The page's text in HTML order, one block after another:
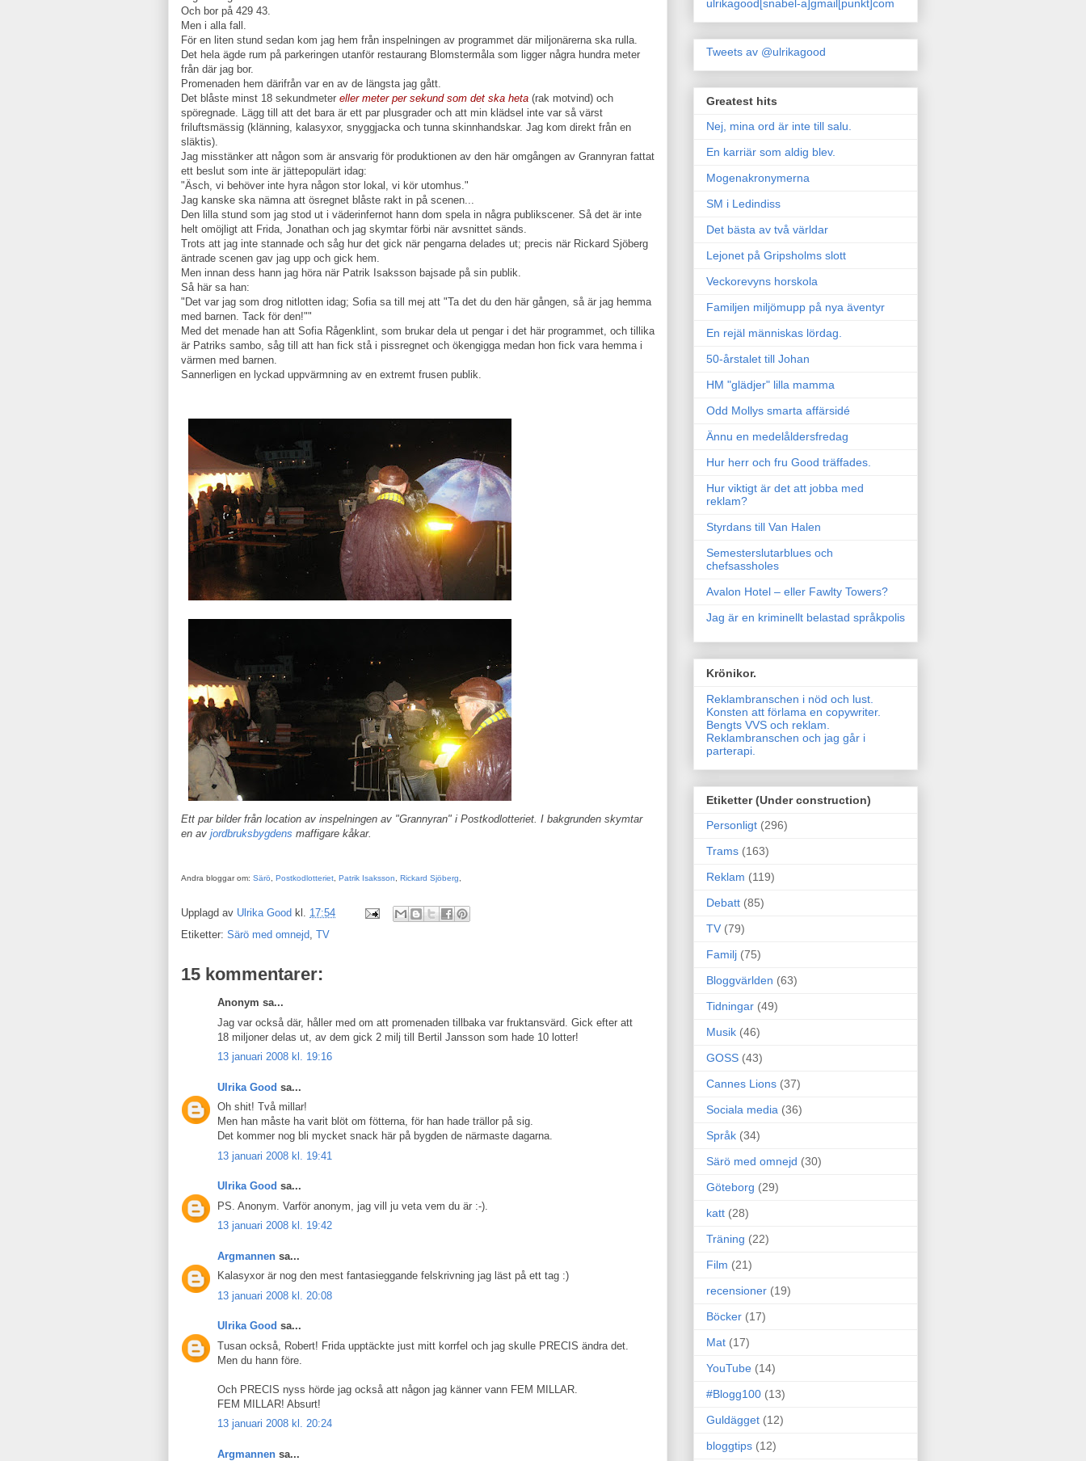
Och bor på 429 43.
Men i alla fall.
För en liten stund sedan kom jag hem från inspelningen av programmet där miljonärerna ska rulla.
Det hela ägde rum på parkeringen utanför restaurang Blomstermåla som ligger några hundra meter
från där jag bor.
Promenaden hem därifrån var en av de längsta jag gått.
Det blåste minst 18 sekundmeter eller meter per sekund som det ska heta (rak motvind) och
spöregnade. Lägg till att det bara är ett par plusgrader och att min klädsel inte var så värst
friluftsmässig (klänning, kalasyxor, snyggjacka och tunna skinnhandskar. Jag kom direkt från en
släktis).
Jag misstänker att någon som är ansvarig för produktionen av den här omgången av Grannyran fattat
ett beslut som inte är jättepopulärt idag:
"Äsch, vi behöver inte hyra någon stor lokal, vi kör utomhus."
Jag kanske ska nämna att ösregnet blåste rakt in på scenen...
Den lilla stund som jag stod ut i väderinfernot hann dom spela in några publikscener. Så det är inte
helt omöjligt att Frida, Jonathan och jag skymtar förbi när avsnittet sänds.
Trots att jag inte stannade och såg hur det gick när pengarna delades ut; precis när Rickard Sjöberg
äntrade scenen gav jag upp och gick hem.
Men innan dess hann jag höra när Patrik Isaksson bajsade på sin publik.
Så här sa han:
"Det var jag som drog nitlotten idag; Sofia sa till mej att "Ta det du den här gången, så är jag hemma
med barnen. Tack för den!""
Med det menade han att Sofia Rågenklint, som brukar dela ut pengar i det här programmet, och tillika
är Patriks sambo, såg till att han fick stå i pissregnet och ökengigga medan hon fick vara hemma i
värmen med barnen.
Sannerligen en lyckad uppvärmning av en extremt frusen publik.
Ett par bilder från location av inspelningen av "Grannyran" i Postkodlotteriet. I bakgrunden skymtar
en av jordbruksbygdens maffigare kåkar.
Andra bloggar om: Särö Postkodlotteriet Patrik Isaksson Rickard Sjöberg
Upplagd av Ulrika Good kl. 17:54
Etiketter: Särö med omnejd, TV
15 kommentarer:
Anonym sa...
Jag var också där, håller med om att promenaden tillbaka var fruktansvärd. Gick efter att
18 miljoner delas ut, av dem gick 2 milj till Bertil Jansson som hade 10 lotter!
13 januari 2008 kl. 19:16
Ulrika Good sa...
Oh shit! Två millar!
Men han måste ha varit blöt om fötterna, för han hade trällor på sig.
Det kommer nog bli mycket snack här på bygden de närmaste dagarna.
13 januari 2008 kl. 19:41
Ulrika Good sa...
PS. Anonym. Varför anonym, jag vill ju veta vem du är :-).
13 januari 2008 kl. 19:42
Argmannen sa...
Kalasyxor är nog den mest fantasieggande felskrivning jag läst på ett tag :)
13 januari 2008 kl. 20:08
Ulrika Good sa...
Tusan också, Robert! Frida upptäckte just mitt korrfel och jag skulle PRECIS ändra det.
Men du hann före.
Och PRECIS nyss hörde jag också att någon jag känner vann FEM MILLAR.
FEM MILLAR! Absurt!
13 januari 2008 kl. 20:24
Argmannen sa...
ulrikagood[snabel-a]gmail[punkt]com
Tweets av @ulrikagood
Greatest hits
Nej, mina ord är inte till salu.
En karriär som aldig blev.
Mogenakronymerna
SM i Ledindiss
Det bästa av två världar
Lejonet på Gripsholms slott
Veckorevyns horskola
Familjen miljömupp på nya äventyr
En rejäl människas lördag.
50-årstalet till Johan
HM "glädjer" lilla mamma
Odd Mollys smarta affärsidé
Ännu en medelåldersfredag
Hur herr och fru Good träffades.
Hur viktigt är det att jobba med
reklam?
Styrdans till Van Halen
Semesterslutarblues och
chefsassholes
Avalon Hotel – eller Fawlty Towers?
Jag är en kriminellt belastad språkpolis
Krönikor.
Reklambranschen i nöd och lust.
Konsten att förlama en copywriter.
Bengts VVS och reklam.
Reklambranschen och jag går i
parterapi.
Etiketter (Under construction)
Personligt (296)
Trams (163)
Reklam (119)
Debatt (85)
TV (79)
Familj (75)
Bloggvärlden (63)
Tidningar (49)
Musik (46)
GOSS (43)
Cannes Lions (37)
Sociala media (36)
Språk (34)
Särö med omnejd (30)
Göteborg (29)
katt (28)
Träning (22)
Film (21)
recensioner (19)
Böcker (17)
Mat (17)
YouTube (14)
#Blogg100 (13)
Guldägget (12)
bloggtips (12)